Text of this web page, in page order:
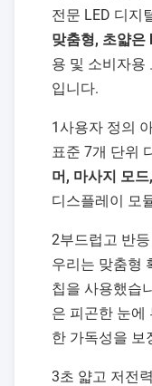
전문 LED 디지
맞춤형, 초얇은
용 및 소비자용
입니다.
1사용자 정의
표준 7개 단위
머, 마사지 모
디스플레이 모
2부드럽고 반등
우리는 맞춤형
칩을 사용했습
은 피곤한 눈에
한 가독성을 보
3초 얇고 저전